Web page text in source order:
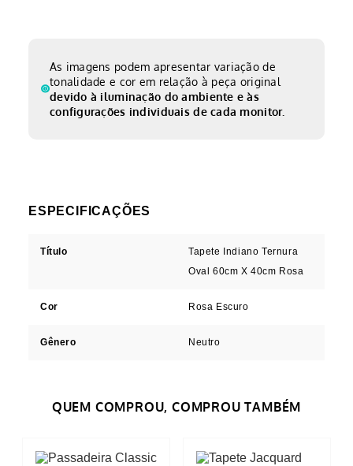
As imagens podem apresentar variação de
tonalidade e cor em relação à peça original
devido à iluminação do ambiente e às
configurações individuais de cada monitor.
Título
Tapete Indiano Ternura
Oval 60cm X 40cm Rosa
Cor Rosa Escuro
Gênero Neutro
Avaliações